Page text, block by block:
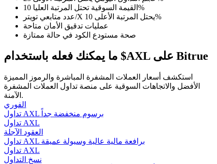
دليل المبتدئين للعقود الآجلة
القيمة السوقية تحتل المرتبة العليا 10%
عدد متابعي تويتر/X يحتل المرتبة الأعلى 10%
عمليات تدقيق الأمان متاحة
صحة مستودع الكود في حالة ممتازة
ما يمكنك فعله باستخدام $AXL على Bitrue
استكشف أسعار العملات المشفرة المباشرة والرموز المميزة
الأفضل والاتجاهات السوقية على منصة تداول العملات المشفرة
الآمنة.
الفوري
تداول AXL برسوم منخفضة جداً
تداول AXL
العقود الآجلة
تداول AXL برافعة مالية عالية وسيولة عميقة
تداول AXL
نسخ التداول